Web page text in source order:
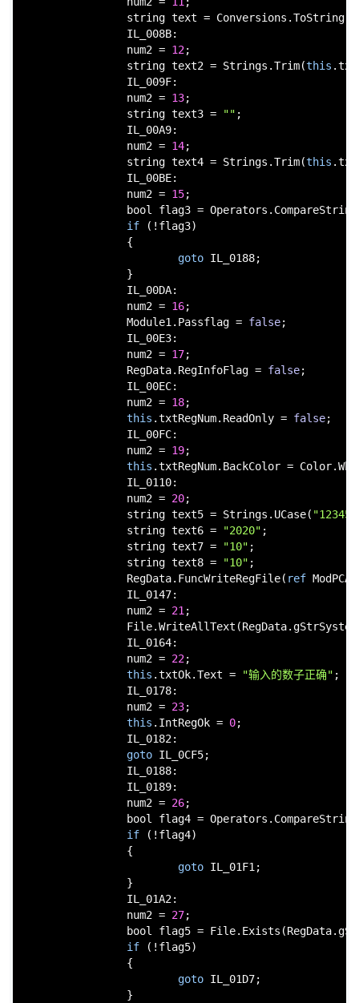
string text =
IL_008B:
num2 = 12;
string text2 = Strings.Trim(this
IL_009F:
num2 = 13;
string text3 = "" ;
IL_00A9:
num2 = 14;
string text4 = Strings.Trim(this
IL_00BE:
num2 = 15;
bool
flag3 =
if (!flag3)
{
goto IL_0188;
}
IL_00DA:
num2 = 16;
Module1.Passflag = false;
IL_00E3:
num2 = 17;
RegData.RegInfoFlag = false;
IL_00EC:
num2 = 18;
this .txtRegNum.ReadOnly = false;
IL_00FC:
num2 = 19;
this .txtRegNum.BackColor =
IL_0110:
num2 = 20;
string text5 = Strings.UCase(
string text6 = "2020" ;
string text7 = "10" ;
string text8 = "10" ;
RegData.FuncWriteRegFile( ref
IL_0147:
num2 = 21 ;
IL_0164:
num2 = 22;
this .txtOk.Text = "输入的数子正确" ;
IL_0178:
num2 = 23;
this .IntRegOk = 0;
IL_0182:
goto IL_0CF5;
IL_0188:
IL_0189:
num2 = 26;
bool
flag4 =
if (!flag4)
{
goto IL_01F1;
}
IL_01A2:
num2 = 27;
bool
flag5 =
if (!flag5)
{
goto IL_01D7;
}